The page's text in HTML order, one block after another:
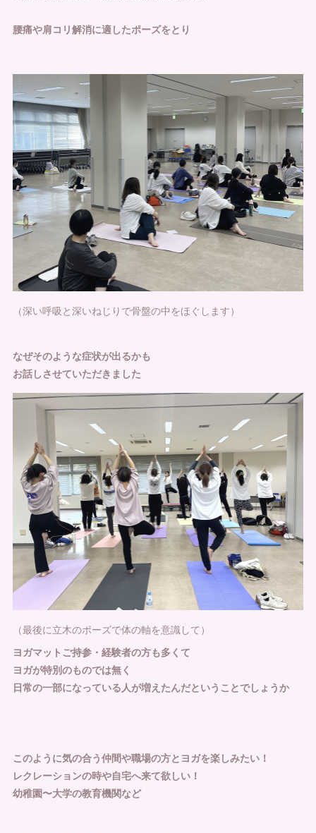
腰痛や肩コリ解消に適したポーズをとり
（深い呼吸と深いねじりで骨盤の中をほぐします）
なぜそのような症状が出るかも
お話しさせていただきました
（最後に立木のポーズで体の軸を意識して）
ヨガマットご持参・経験者の方も多くて
ヨガが特別のものでは無く
日常の一部になっている人が増えたんだということでしょうか
このように気の合う仲間や職場の方とヨガを楽しみたい！
レクレーションの時や自宅へ来て欲しい！
幼稚園〜大学の教育機関など